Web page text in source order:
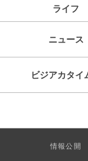
ライフ
ニュース
ビジアカタイ
情報公開